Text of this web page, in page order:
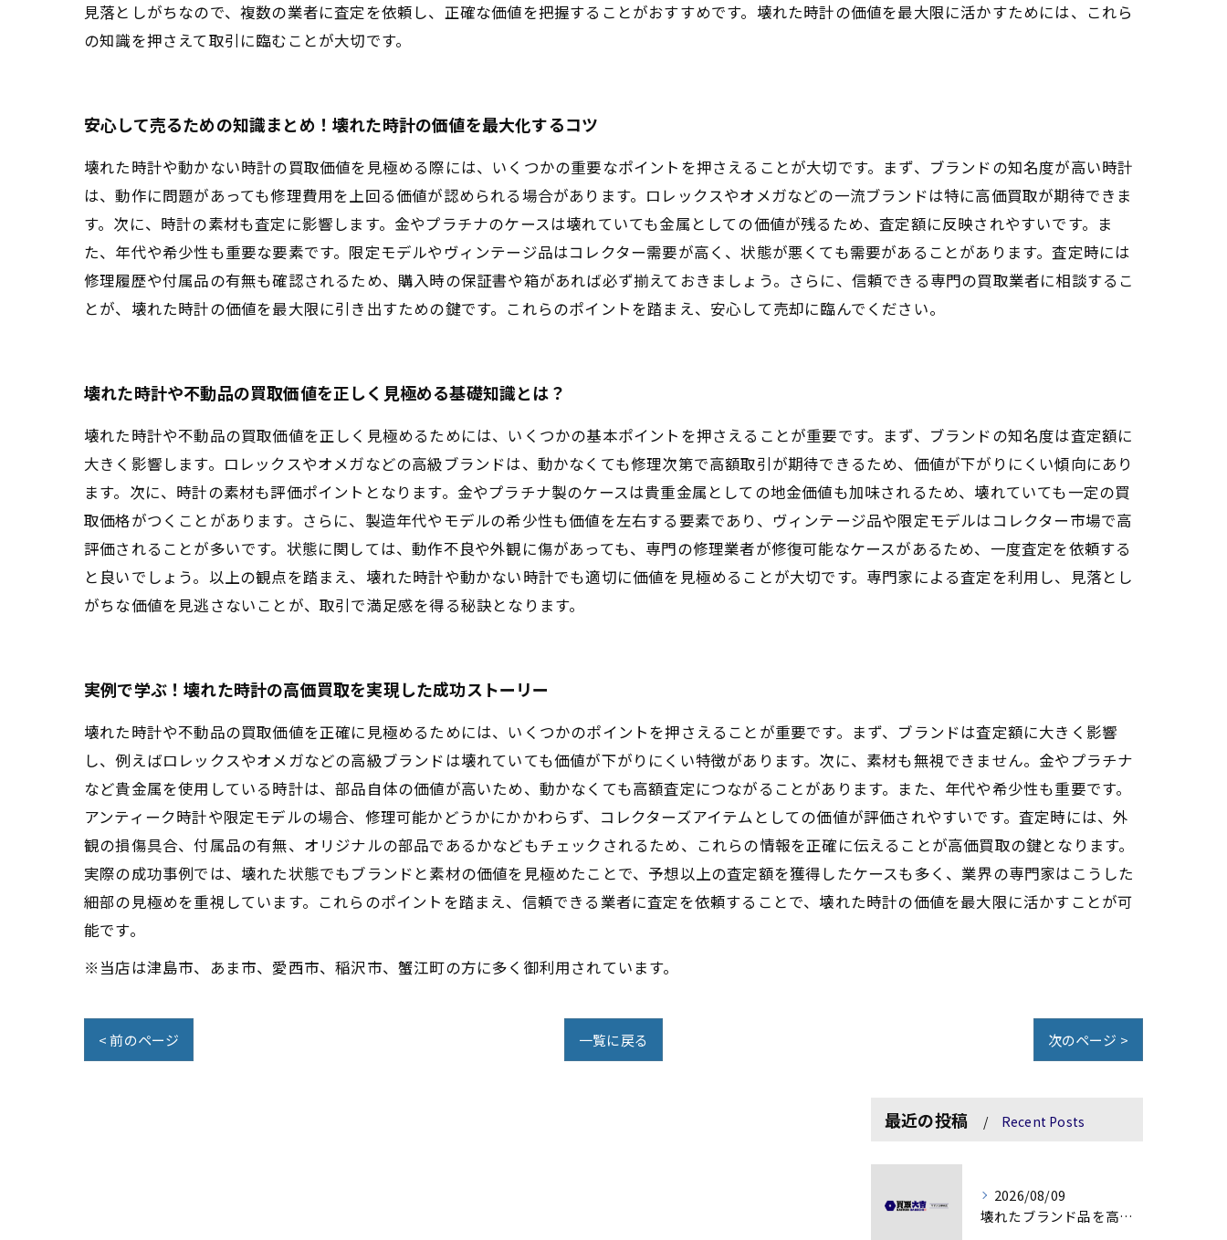
見落としがちなので、複数の業者に査定を依頼し、正確な価値を把握することがおすすめです。壊れた時計の価値を最大限に活かすためには、これら
の知識を押さえて取引に臨むことが大切です。
安心して売るための知識まとめ！壊れた時計の価値を最大化するコツ
壊れた時計や動かない時計の買取価値を見極める際には、いくつかの重要なポイントを押さえることが大切です。まず、ブランドの知名度が高い時計
は、動作に問題があっても修理費用を上回る価値が認められる場合があります。ロレックスやオメガなどの一流ブランドは特に高価買取が期待できま
す。次に、時計の素材も査定に影響します。金やプラチナのケースは壊れていても金属としての価値が残るため、査定額に反映されやすいです。ま
た、年代や希少性も重要な要素です。限定モデルやヴィンテージ品はコレクター需要が高く、状態が悪くても需要があることがあります。査定時には
修理履歴や付属品の有無も確認されるため、購入時の保証書や箱があれば必ず揃えておきましょう。さらに、信頼できる専門の買取業者に相談するこ
とが、壊れた時計の価値を最大限に引き出すための鍵です。これらのポイントを踏まえ、安心して売却に臨んでください。
壊れた時計や不動品の買取価値を正しく見極める基礎知識とは？
壊れた時計や不動品の買取価値を正しく見極めるためには、いくつかの基本ポイントを押さえることが重要です。まず、ブランドの知名度は査定額に
大きく影響します。ロレックスやオメガなどの高級ブランドは、動かなくても修理次第で高額取引が期待できるため、価値が下がりにくい傾向にあり
ます。次に、時計の素材も評価ポイントとなります。金やプラチナ製のケースは貴重金属としての地金価値も加味されるため、壊れていても一定の買
取価格がつくことがあります。さらに、製造年代やモデルの希少性も価値を左右する要素であり、ヴィンテージ品や限定モデルはコレクター市場で高
評価されることが多いです。状態に関しては、動作不良や外観に傷があっても、専門の修理業者が修復可能なケースがあるため、一度査定を依頼する
と良いでしょう。以上の観点を踏まえ、壊れた時計や動かない時計でも適切に価値を見極めることが大切です。専門家による査定を利用し、見落とし
がちな価値を見逃さないことが、取引で満足感を得る秘訣となります。
実例で学ぶ！壊れた時計の高価買取を実現した成功ストーリー
壊れた時計や不動品の買取価値を正確に見極めるためには、いくつかのポイントを押さえることが重要です。まず、ブランドは査定額に大きく影響
し、例えばロレックスやオメガなどの高級ブランドは壊れていても価値が下がりにくい特徴があります。次に、素材も無視できません。金やプラチナ
など貴金属を使用している時計は、部品自体の価値が高いため、動かなくても高額査定につながることがあります。また、年代や希少性も重要です。
アンティーク時計や限定モデルの場合、修理可能かどうかにかかわらず、コレクターズアイテムとしての価値が評価されやすいです。査定時には、外
観の損傷具合、付属品の有無、オリジナルの部品であるかなどもチェックされるため、これらの情報を正確に伝えることが高価買取の鍵となります。
実際の成功事例では、壊れた状態でもブランドと素材の価値を見極めたことで、予想以上の査定額を獲得したケースも多く、業界の専門家はこうした
細部の見極めを重視しています。これらのポイントを踏まえ、信頼できる業者に査定を依頼することで、壊れた時計の価値を最大限に活かすことが可
能です。
※当店は津島市、あま市、愛西市、稲沢市、蟹江町の方に多く御利用されています。
< 前のページ 一覧に戻る 次のページ >
最近の投稿 Recent Posts
2026/08/09
壊れたブランド品を高額査定に変える秘訣